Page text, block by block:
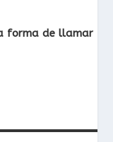
forma de llamar